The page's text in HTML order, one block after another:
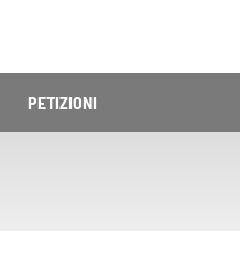
PETIZIONI